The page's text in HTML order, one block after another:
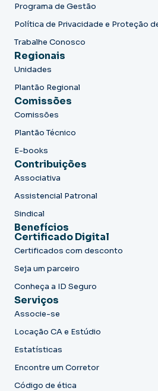
Programa de Gestão
Política de Privacidade e Proteção
Trabalhe Conosco
Regionais
Unidades
Plantão Regional
Comissões
Comissões
Plantão Técnico
E-books
Contribuições
Associativa
Assistencial Patronal
Sindical
Benefícios
Certificado Digital
Certificados com desconto
Seja um parceiro
Conheça a ID Seguro
Serviços
Associe-se
Locação CA e Estúdio
Estatísticas
Encontre um Corretor
Código de ética